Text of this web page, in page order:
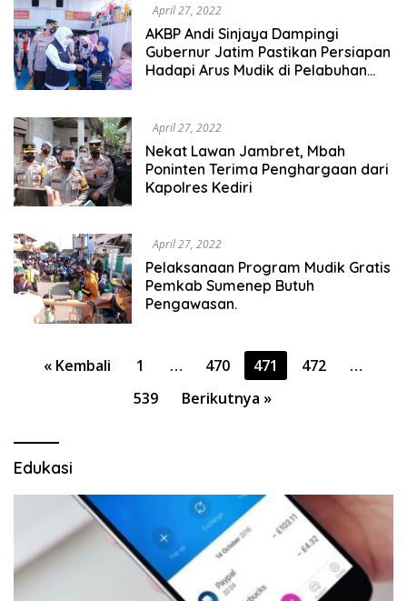
April 27, 2022
AKBP Andi Sinjaya Dampingi
Gubernur Jatim Pastikan Persiapan
Hadapi Arus Mudik di Pelabuhan
April 27, 2022
Nekat Lawan Jambret, Mbah
Poninten Terima Penghargaan dari
Kapolres Kediri
April 27, 2022
Pelaksanaan Program Mudik Gratis
Pemkab Sumenep Butuh
Pengawasan.
Paginasi
« Kembali 1 … 470 471 472
…
539
Berikutnya »
Edukasi